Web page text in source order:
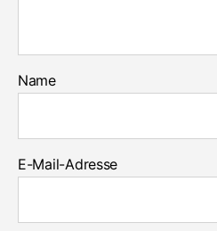
Name
E-Mail-Adresse